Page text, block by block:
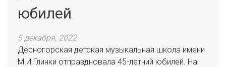
юбилей
5 декабря, 2022
Десногорская детская музыкальная школа имени
М.И.Глинки отпраздновала 45-летний юбилей. На